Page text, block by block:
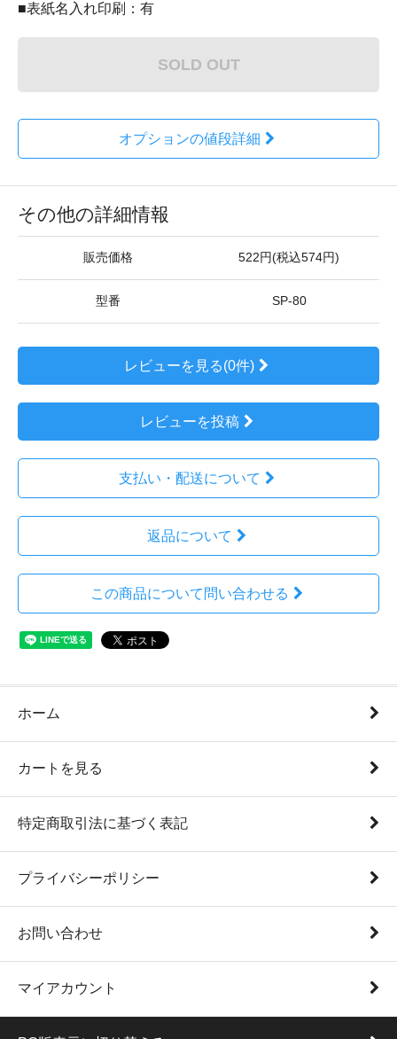
■表紙名入れ印刷：有
SOLD OUT
オプションの値段詳細
その他の詳細情報
販売価格 522円(税込574円)
型番 SP-80
レビューを見る(0件)
レビューを投稿
支払い・配送について
返品について
この商品について問い合わせる
ホーム
カートを見る
特定商取引法に基づく表記
プライバシーポリシー
お問い合わせ
マイアカウント